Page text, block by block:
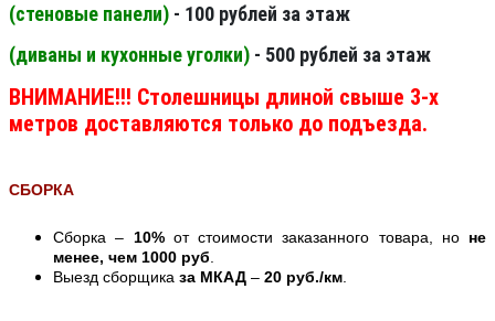
(стеновые панели) - 100 рублей за этаж
(диваны и кухонные уголки) - 500 рублей за этаж
ВНИМАНИЕ!!! Столешницы длиной свыше 3-х
метров доставляются только до подъезда.
СБОРКА
Сборка – 10%от стоимости заказанного товара, но не
менее, чем 1000 руб
Выезд сборщика за МКАД – 20 руб./км